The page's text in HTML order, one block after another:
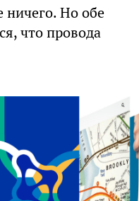
ничего. Но обе
что провода